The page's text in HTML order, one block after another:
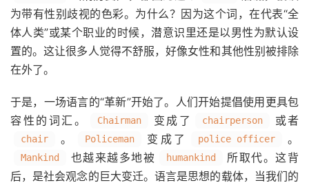
为带有性别歧视的色彩。为什么？因为这个词，在代表“全
体人类”或某个职业的时候，潜意识里还是以男性为默认设
置的。这让很多人觉得不舒服，好像女性和其他性别被排除
在外了。
于是，一场语言的“革新”开始了。人们开始提倡使用更具包
容性的词汇。
Chairman 变成了 chairperson 或者
chair 。 Policeman 变成了 police officer 。
Mankind 也越来越多地被 humankind
所取代。这背
后，是社会观念的巨大变迁。语言是思想的载体，当我们的